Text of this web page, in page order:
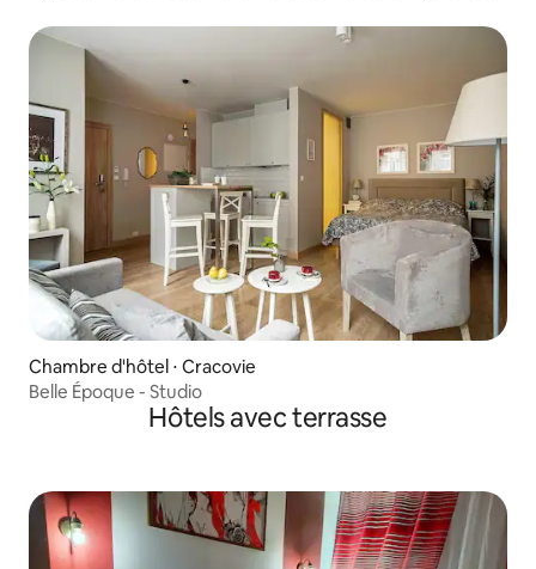
Chambre d'hôtel ⋅ Cracovie
Belle Époque - Studio
Hôtels avec terrasse